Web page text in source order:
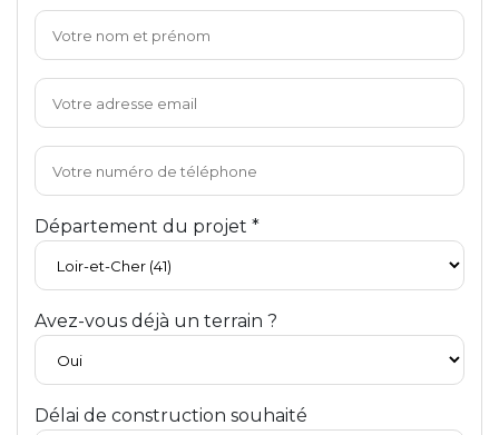
Département du projet *
Avez-vous déjà un terrain ?
Délai de construction souhaité